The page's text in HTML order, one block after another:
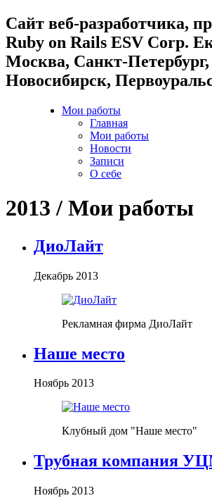
Cайт веб-разработчика,
Ruby on Rails ESV Corp.
Москва, Санкт-Петербург,
Новосибирск,
Мои работы
Главная
Мои работы
Новости
Записи
О себе
2013 / Мои работы
ДиоЛайт
Декабрь 2013
Рекламная фирма ДиоЛайт
Наше место
Ноябрь 2013
Клубный дом "Наше место"
Трубная компания
Ноябрь 2013